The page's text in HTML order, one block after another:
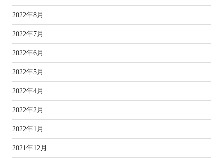
2022年8月
2022年7月
2022年6月
2022年5月
2022年4月
2022年2月
2022年1月
2021年12月